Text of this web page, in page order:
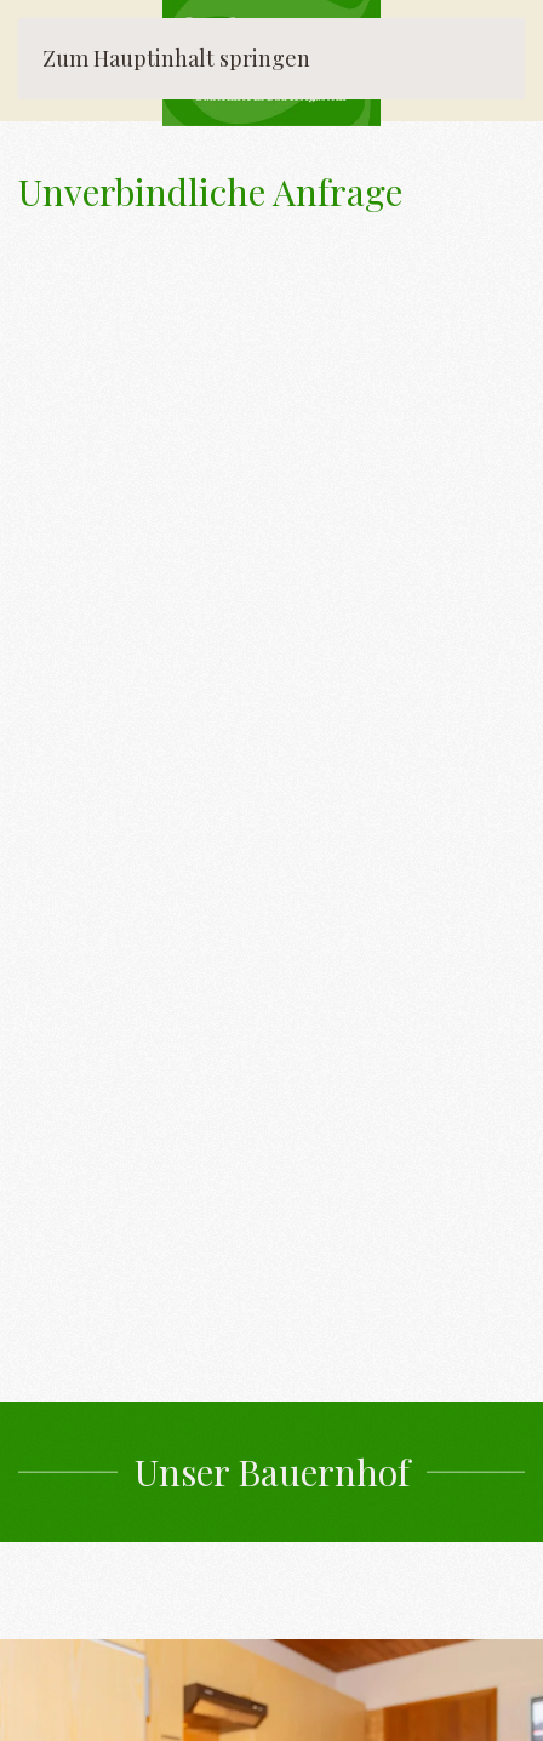
Zum Hauptinhalt springen
Unverbindliche Anfrage
Unser Bauernhof